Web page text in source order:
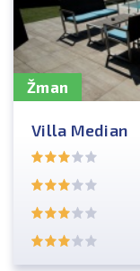
Žman
Villa Median